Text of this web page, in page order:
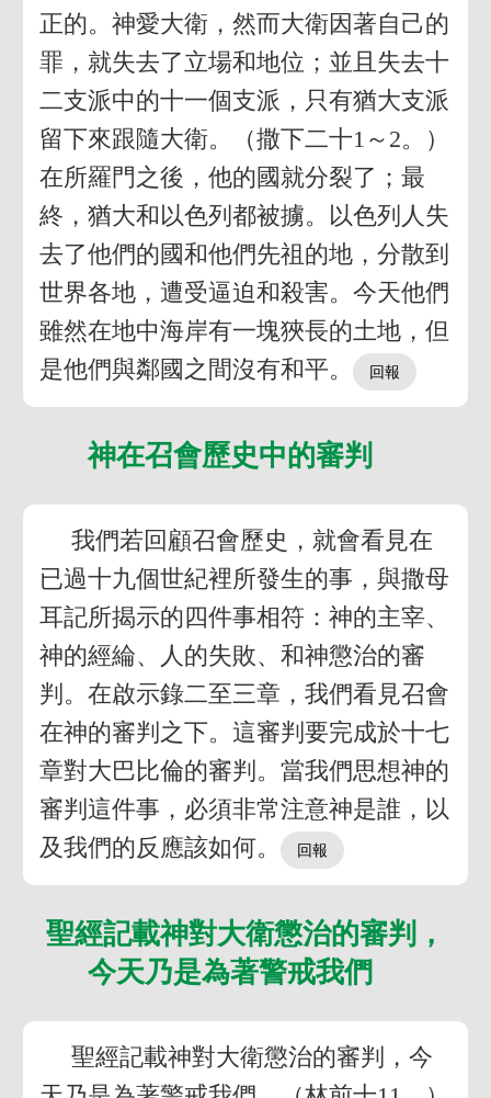
正的。神愛大衛，然而大衛因著自己的
罪，就失去了立場和地位；並且失去十
二支派中的十一個支派，只有猶大支派
留下來跟隨大衛。（撒下二十1～2。）
在所羅門之後，他的國就分裂了；最
終，猶大和以色列都被擄。以色列人失
去了他們的國和他們先祖的地，分散到
世界各地，遭受逼迫和殺害。今天他們
雖然在地中海岸有一塊狹長的土地，但
是他們與鄰國之間沒有和平。
神在召會歷史中的審判
我們若回顧召會歷史，就會看見在
已過十九個世紀裡所發生的事，與撒母
耳記所揭示的四件事相符：神的主宰、
神的經綸、人的失敗、和神懲治的審
判。在啟示錄二至三章，我們看見召會
在神的審判之下。這審判要完成於十七
章對大巴比倫的審判。當我們思想神的
審判這件事，必須非常注意神是誰，以
及我們的反應該如何。
聖經記載神對大衛懲治的審判，
今天乃是為著警戒我們
聖經記載神對大衛懲治的審判，今